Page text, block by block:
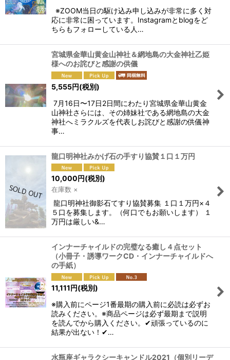
※ZOOM当日の駆け込み申し込みが非常に多く対
応に非常に困っています。Instagramとblogをど
ちらもフォローしている人…
宮城県金華山黄金山神社＆網地島の大金神社乙姫
様へのお詫びと感謝の供儀
5,555円(税別)
7月16日〜17日2日間にわたり宮城県金華山黄金
山神社さらには、その姉妹社である網地島の大金
神社へミラクルズを代表しお詫びと感謝の供儀神
事…
龍口明神社みかげ石の手すり協賛１口１万円
10,000 円(税別)
在庫数 ×
龍口明神社御影石てすり協賛募集 １口１万円×４
５口を募集します。（何口でもお願いします） １
万円は厳しい&…
インナーチャイルドの完璧なる癒し４点セット
（小冊子・誘導ワークCD・インナーチャイルドへ
の手紙）
11,111円(税別)
※購入前にページ1番最期の購入前に必読は必ずお
読みください。※商品ページは必ず最期まで説明
を読んでから購入ください。✔頑張っているのに
結果が出ない！✔…
水瓶座ギャラクシーキャンドル2021（個別リーデ